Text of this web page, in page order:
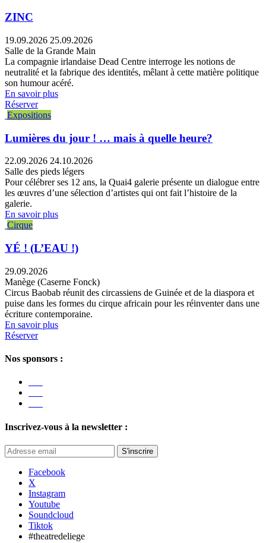
ZINC
19.09.2026 25.09.2026
Salle de la Grande Main
La compagnie irlandaise Dead Centre interroge les notions de
neutralité et la fabrique des identités, mêlant à cette matière politique
son humour acéré.
En savoir plus
Réserver
Expositions
Lumières du jour ! … mais à quelle heure?
22.09.2026 24.10.2026
Salle des pieds légers
Pour célébrer ses 12 ans, la Quai4 galerie présente un dialogue entre
les œuvres d’une sélection d’artistes qui ont fait l’histoire de la
galerie.
En savoir plus
Cirque
YÉ ! (L’EAU !)
29.09.2026
Manège (Caserne Fonck)
Circus Baobab réunit des circassiens de Guinée et de la diaspora et
puise dans les formes du cirque africain pour les réinventer dans une
écriture contemporaine.
En savoir plus
Réserver
Nos sponsors :
Inscrivez-vous à la newsletter :
S'inscrire
Facebook
X
Instagram
Youtube
Soundcloud
Tiktok
#theatredeliege